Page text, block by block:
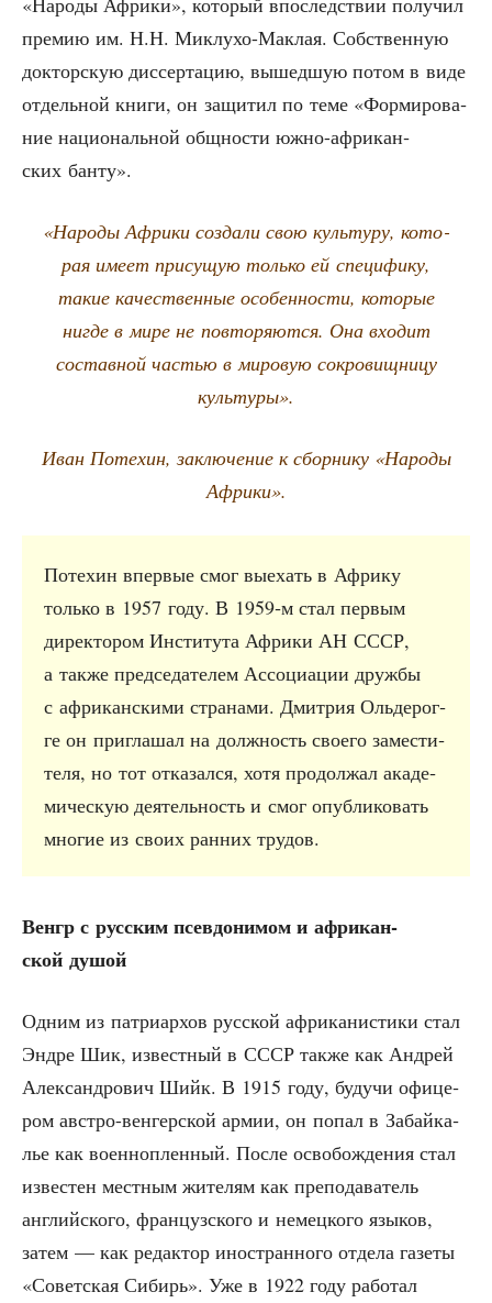
пре­мию им. Н.Н. Миклу­хо-Маклая. Соб­ствен­ную
док­тор­скую дис­сер­та­цию, вышед­шую потом в виде
отдель­ной кни­ги, он защи­тил по теме «Фор­ми­ро­ва­
ние наци­о­наль­ной общ­но­сти южно-афри­кан­
ских банту».
«Наро­ды Афри­ки созда­ли свою куль­ту­ру, кото­
рая име­ет при­су­щую толь­ко ей спе­ци­фи­ку,
такие каче­ствен­ные осо­бен­но­сти, кото­рые
нигде в мире не повто­ря­ют­ся. Она вхо­дит
состав­ной частью в миро­вую сокро­вищ­ни­цу
культуры».
Иван Поте­хин, заклю­че­ние к сбор­ни­ку «Наро­ды
Африки».
Поте­хин впер­вые смог выехать в Афри­ку
толь­ко в 1957 году. В 1959‑м стал пер­вым
дирек­то­ром Инсти­ту­та Афри­ки АН СССР,
а так­же пред­се­да­те­лем Ассо­ци­а­ции друж­бы
с афри­кан­ски­ми стра­на­ми. Дмит­рия Оль­де­рог­
ге он при­гла­шал на долж­ность сво­е­го заме­сти­
те­ля, но тот отка­зал­ся, хотя про­дол­жал ака­де­
ми­че­скую дея­тель­ность и смог опуб­ли­ко­вать
мно­гие из сво­их ран­них трудов.
Венгр с рус­ским псев­до­ни­мом и афри­кан­
ской душой
Одним из пат­ри­ар­хов рус­ской афри­ка­ни­сти­ки стал
Эндре Шик, извест­ный в СССР так­же как Андрей
Алек­сан­дро­вич Шийк. В 1915 году, будучи офи­це­
ром авст­ро-вен­гер­ской армии, он попал в Забай­ка­
лье как воен­но­плен­ный. После осво­бож­де­ния стал
изве­стен мест­ным жите­лям как пре­по­да­ва­тель
англий­ско­го, фран­цуз­ско­го и немец­ко­го язы­ков,
затем — как редак­тор ино­стран­но­го отде­ла газе­ты
«Совет­ская Сибирь». Уже в 1922 году рабо­тал